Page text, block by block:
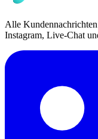
Alle
Instagram, Live-Chat